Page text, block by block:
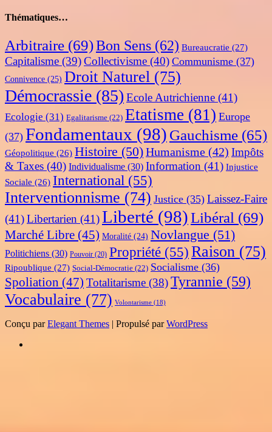
Thématiques…
Arbitraire (69)Bon Sens (62) Bureaucratie (27)
Capitalisme (39)Collectivisme (40) Communisme (37)
Connivence (25) Droit Naturel (75)
Démocrassie (85) Ecole Autrichienne (41)
Ecologie (31) Egalitarisme (22) Etatisme (81) Europe
(37) Fondamentaux (98) Gauchisme (65)
Géopolitique (26) Histoire (50)Humanisme (42) Impôts
& Taxes (40) Individualisme (30) Information (41) Injustice
Sociale (26) International (55)
Interventionnisme (74) Justice (35) Laissez-Faire
(41)Libertarien (41)Liberté (98)Libéral (69)
Marché Libre (45) Moralité (24) Novlangue (51)
Politichiens (30) Pouvoir (20) Propriété (55) Raison (75)
Ripoublique (27) Social-Démocratie (22) Socialisme (36)
Spoliation (47) Totalitarisme (38)Tyrannie (59)
Vocabulaire (77) Volontarisme (18)
Conçu parElegant Themes | Propulsé parWordPress